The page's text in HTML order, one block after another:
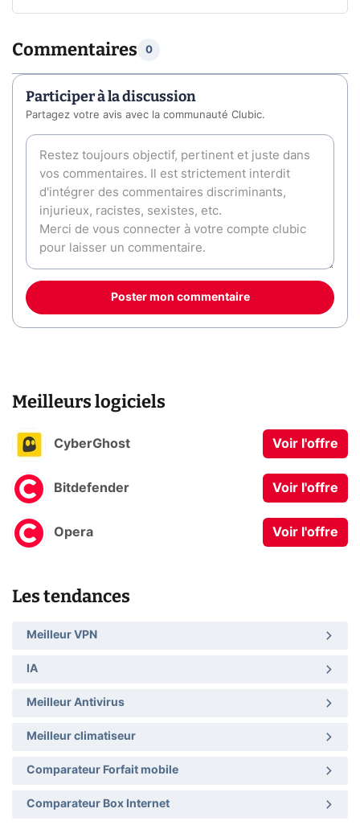
Commentaires 0
Participer à la discussion
Partagez votre avis avec la communauté Clubic.
Poster mon commentaire
Meilleurs logiciels
CyberGhost Voir l'offre
Bitdefender Voir l'offre
Opera Voir l'offre
Les tendances
Meilleur VPN
IA
Meilleur Antivirus
Meilleur climatiseur
Comparateur Forfait mobile
Comparateur Box Internet